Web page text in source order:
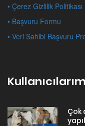
• Çerez Gizlilik Politikası
• Başvuru Formu
• Veri Sahibi Başvuru
Çok